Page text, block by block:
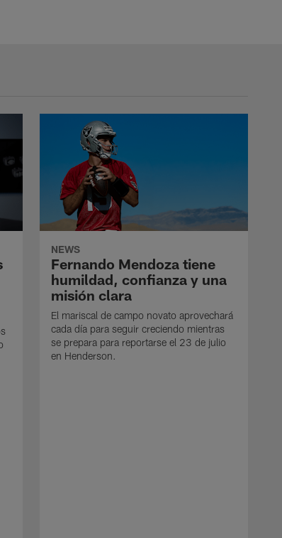
NEWS
Fernando Mendoza tiene
humildad, confianza y una
misión clara
El mariscal de campo novato aprovechará
cada día para seguir creciendo mientras
se prepara para reportarse el 23 de julio
en Henderson.